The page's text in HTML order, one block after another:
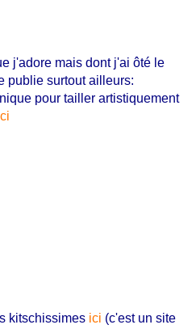
j'adore mais dont j'ai ôté le
publie surtout ailleurs:
pour tailler artistiquement
kitschissimes ici (c'est un site